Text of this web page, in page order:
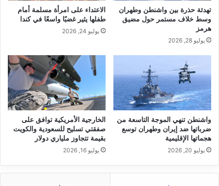
تهدئة حذرة بين واشنطن وطهران
وسط خلاف مستمر حول مضيق
هرمز
يوليو 28, 2026
الاعتداء على امرأة مسلمة أمام
طفلها يثير غضبًا واسعًا في كندا
يوليو 24, 2026
واشنطن تنهي الموجة التاسعة من
ضرباتها ضد إيران وطهران توسع
هجماتها الإقليمية
يوليو 20, 2026
الخارجية الأمريكية توافق على
صفقتي تسليح للسعودية والكويت
بقيمة تتجاوز ملياري دولار
يوليو 16, 2026